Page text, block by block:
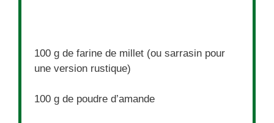
100 g de farine de millet (ou sarrasin pour
une version rustique)
100 g de poudre d’amande